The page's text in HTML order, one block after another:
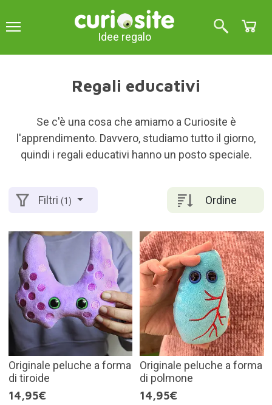
Idee regalo
Regali educativi
Se c'è una cosa che amiamo a Curiosite è
l'apprendimento. Davvero, studiamo tutto il giorno,
quindi i regali educativi hanno un posto speciale.
Ordine
Filtri(1)
Originale peluche a forma
di tiroide
14,95€
Originale peluche a forma
di polmone
14,95€